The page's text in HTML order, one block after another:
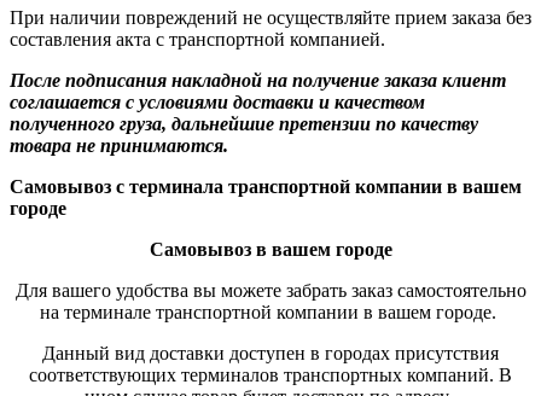
При наличии повреждений не осуществляйте прием заказа без
составления акта с транспортной компанией.
После подписания накладной на получение заказа клиент
соглашается с условиями доставки и качеством
полученного груза, дальнейшие претензии по качеству
товара не принимаются.
Самовывоз с терминала транспортной компании в вашем
городе
Самовывоз в вашем городе
Для вашего удобства вы можете забрать заказ самостоятельно
на терминале транспортной компании в вашем городе.
Данный вид доставки доступен в городах присутствия
соответствующих терминалов транспортных компаний. В